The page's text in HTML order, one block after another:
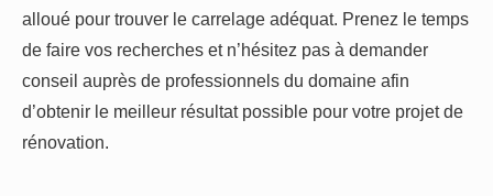
alloué pour trouver le carrelage adéquat. Prenez le temps
de faire vos recherches et n’hésitez pas à demander
conseil auprès de professionnels du domaine afin
d’obtenir le meilleur résultat possible pour votre projet de
rénovation.